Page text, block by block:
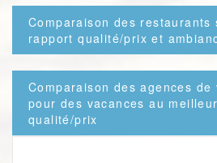
Navigation
de
l’article
Comparaison des restaurants
rapport qualité/prix et
Comparaison des agences de
pour des vacances au
qualité/prix